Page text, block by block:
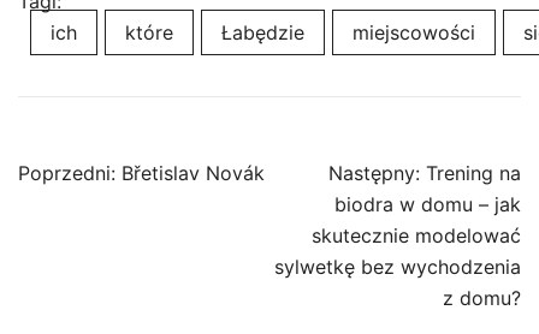
ich
które Łabędzie miejscowości
Nawigacja
Poprzedni: Břetislav Novák Następny: Trening na
biodra w domu – jak
skutecznie modelować
sylwetkę bez wychodzenia
z domu?